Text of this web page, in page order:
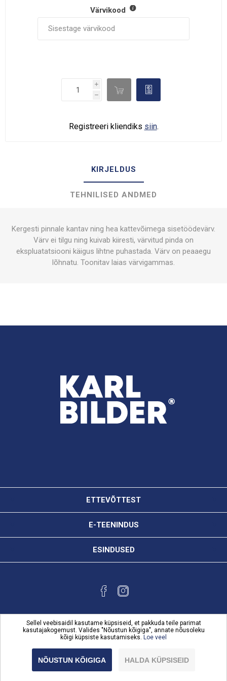
Värvikood
i
h
d 
Registreeri kliendiks siin.
KIRJELDUS
TEHNILISED ANDMED
Kergesti pinnale kantav ning hea kattevõimega sisetöödevärv.
Värv ei tilgu ning kuivab kiiresti, värvitud pinda on
ekspluatatsiooni käigus lihtne puhastada. Värv on peaaegu
lõhnatu. Toonitav laias värvigammas.
ETTEVÕTTEST
E-TEENINDUS
ESINDUSED
Copyright © 2026 Karl Bilder e-teenindus. Kõik õigused
reserveeritud.
Sellel veebisaidil kasutame küpsiseid, et pakkuda teile parimat
kasutajakogemust. Valides "Nõustun kõigiga", annate nõusoleku
kõigi küpsiste kasutamiseks. Loe veel
NÕUSTUN KÕIGIGA HALDA KÜPSISEID